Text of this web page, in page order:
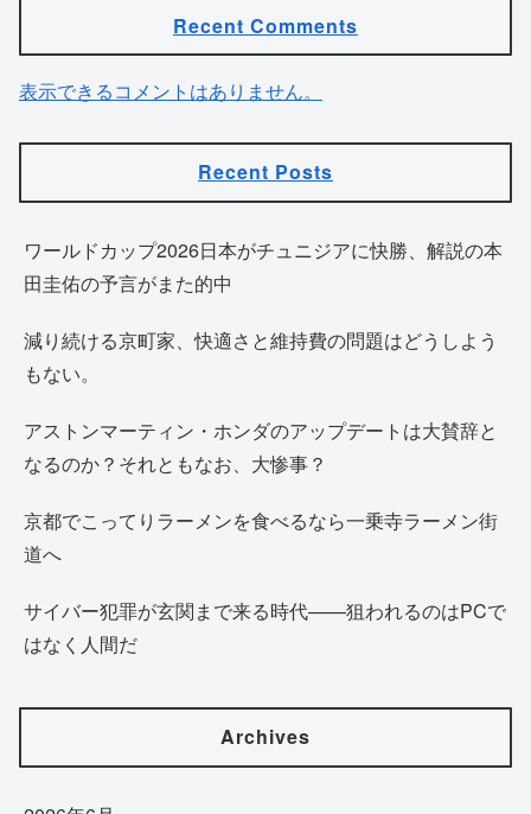
Recent Comments
表示できるコメントはありません。
Recent Posts
ワールドカップ2026日本がチュニジアに快勝、解説の本
田圭佑の予言がまた的中
減り続ける京町家、快適さと維持費の問題はどうしよう
もない。
アストンマーティン・ホンダのアップデートは大賛辞と
なるのか？それともなお、大惨事？
京都でこってりラーメンを食べるなら一乗寺ラーメン街
道へ
サイバー犯罪が玄関まで来る時代——狙われるのはPCで
はなく人間だ
Archives